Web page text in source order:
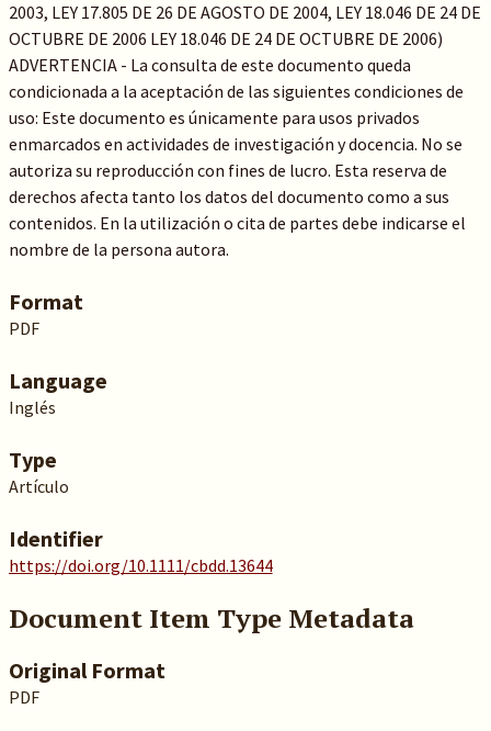
2003, LEY 17.805 DE 26 DE AGOSTO DE 2004, LEY 18.046 DE 24 DE
OCTUBRE DE 2006 LEY 18.046 DE 24 DE OCTUBRE DE 2006)
ADVERTENCIA - La consulta de este documento queda
condicionada a la aceptación de las siguientes condiciones de
uso: Este documento es únicamente para usos privados
enmarcados en actividades de investigación y docencia. No se
autoriza su reproducción con fines de lucro. Esta reserva de
derechos afecta tanto los datos del documento como a sus
contenidos. En la utilización o cita de partes debe indicarse el
nombre de la persona autora.
Format
PDF
Language
Inglés
Type
Artículo
Identifier
https://doi.org/10.1111/cbdd.13644
Document Item Type Metadata
Original Format
PDF